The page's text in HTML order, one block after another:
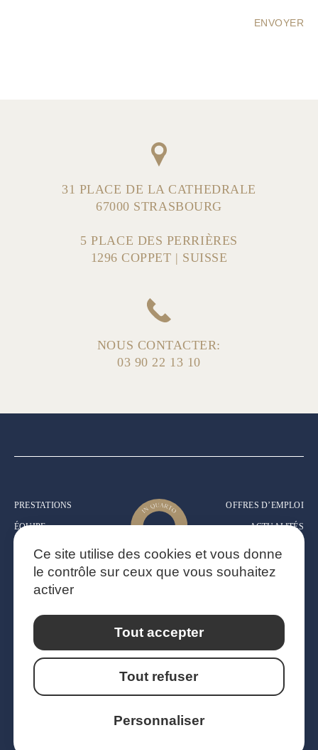
ENVOYER
31 PLACE DE LA CATHEDRALE
67000 STRASBOURG
5 PLACE DES PERRIÈRES
1296 COPPET | SUISSE
NOUS CONTACTER:
03 90 22 13 10
−
PRESTATIONS
ÉQUIPE
EXPERTISE
CONTACT
OFFRES D’EMPLOI
ACTUALITÉS
LÉGALES
31 PLACE DE LA CATHEDRALE
67000 STRASBOURG
5 PLACE DES PERRIÈRES
SITE INTERNET RÉALISÉ PAR MARION CARLIER | MAISON CRÉATIVE
Ce site utilise des cookies et vous donne
le contrôle sur ceux que vous souhaitez
activer
Tout accepter
Tout refuser
Personnaliser